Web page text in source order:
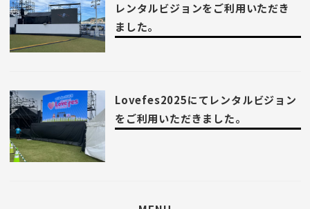
レンタルビジョンをご利用いただき
ました。
Lovefes2025にてレンタルビジョン
をご利用いただきました。